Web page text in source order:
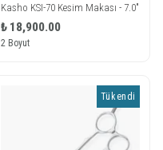
Kasho KSI-70 Kesim Makası - 7.0"
₺ 18,900.00
2 Boyut
Tükendi